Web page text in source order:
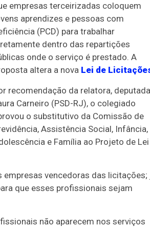
empresas terceirizadas coloquem
aprendizes e pessoas com
(PCD) para trabalhar
dentro das repartições
onde o serviço é prestado. A
altera a nova Lei de
recomendação da relatora,
Carneiro (PSD-RJ), o colegiado
o substitutivo da Comissão de
Assistência Social, Infância,
e Família ao Projeto de Lei
vencedoras das licitações;
que esses profissionais sejam
não aparecem nos serviços